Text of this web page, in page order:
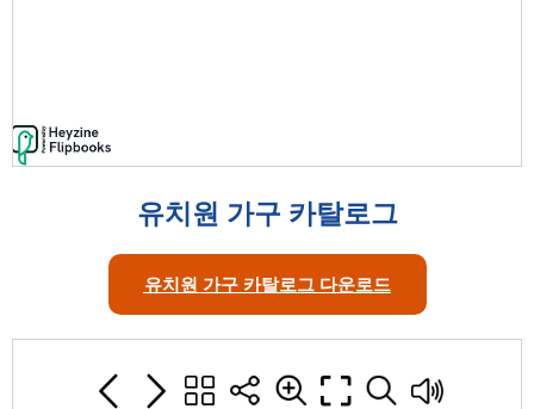
유치원 가구 카탈로그
유치원 가구 카탈로그 다운로드